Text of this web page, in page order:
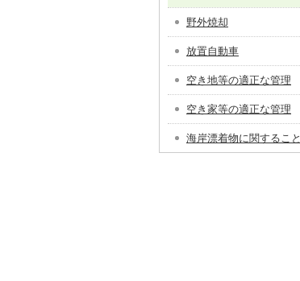
野外焼却
放置自動車
空き地等の適正な管理
空き家等の適正な管理
海岸漂着物に関すること